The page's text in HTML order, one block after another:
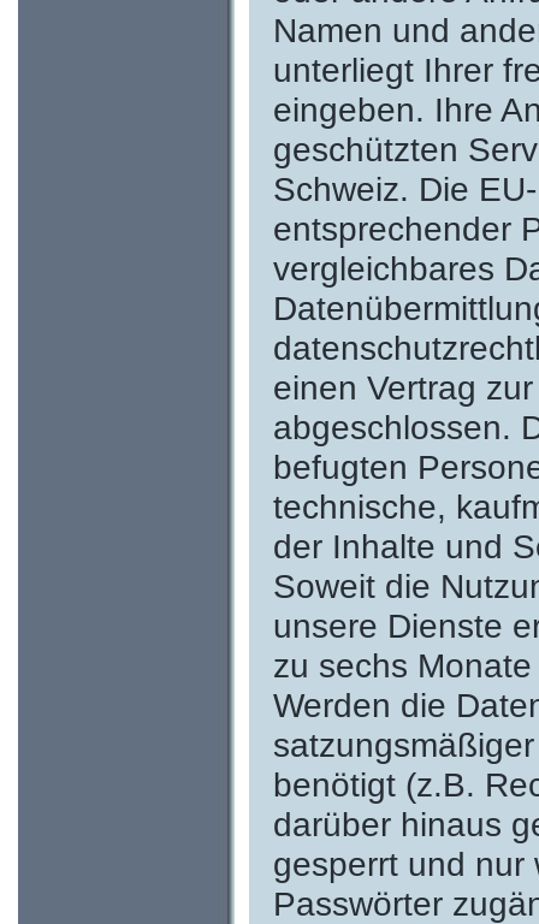
Namen und
unterliegt Ihrer
eingeben. Ihre
geschützten
Schweiz. Die
entsprechender
vergleichbares
einen Vertrag
abgeschlossen.
befugten
technische,
der Inhalte und
Soweit die
unsere Dienste
zu sechs
Werden die
benötigt (z.B.
darüber hinaus
gesperrt und nur
Passwörter